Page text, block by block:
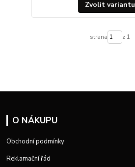
Zvolit variantu
strana z 1
O NÁKUPU
Obchodní podmínky
Reklamační řád